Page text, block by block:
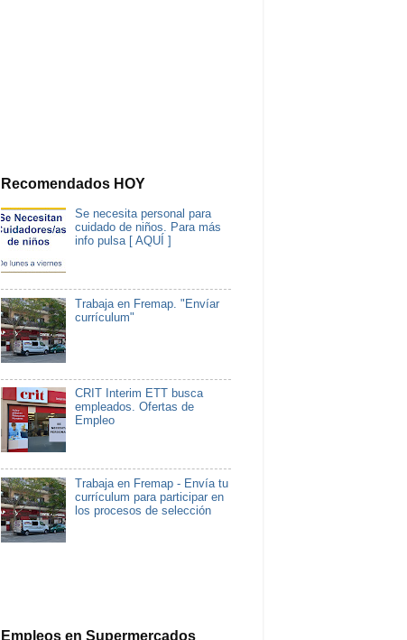
Recomendados HOY
Se necesita personal para
cuidado de niños. Para más
info pulsa [ AQUÍ ]
Trabaja en Fremap. "Envíar
currículum"
CRIT Interim ETT busca
empleados. Ofertas de
Empleo
Trabaja en Fremap - Envía tu
currículum para participar en
los procesos de selección
Empleos en Supermercados